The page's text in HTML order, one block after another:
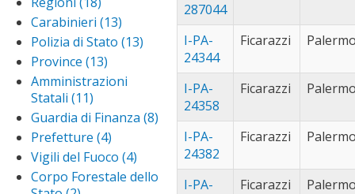
filter
palermo
(451)Apply
filter
polizzi
generosa (1)
prizzi
san cipirello
cipirello filter
san giuseppe
jato (4)
Apply
filter
Regioni
filter
Carabinieri (13)
Carabinieri
Polizia di Stato (13)
Province (13)
Province
Amministrazioni
Statali (11)
Amministrazioni
Statali filter
Guardia di Finanza (8) Apply
Guardia
Finanza
filter
Prefetture (4)
Prefetture
filter
Vigili del Fuoco (4)
Vigili
Corpo Forestale dello
287044
I-PA-
24344
Ficarazzi
I-PA-
24358
Ficarazzi
I-PA-
24382
Ficarazzi
I-PA-
Ficarazzi